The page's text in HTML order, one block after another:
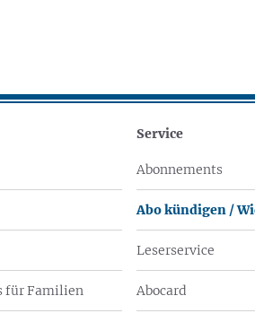
für Familien
Service
Abonnements
Abo kündigen /
Leserservice
Abocard